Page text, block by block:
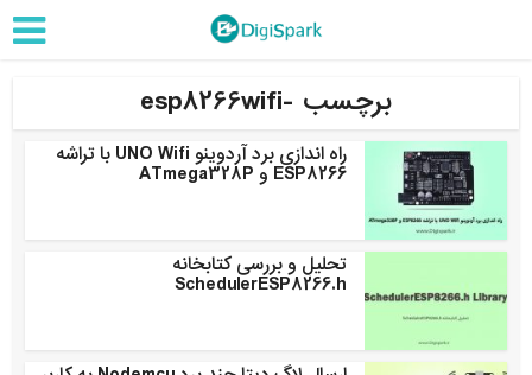
برچسب -esp8266wifi
راه اندازی برد آردوینو UNO Wifi با تراشه
ESP8266 و ATmega328P
تحلیل و بررسی کتابخانه
SchedulerESP8266.h